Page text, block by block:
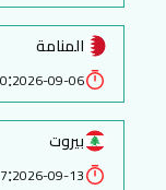
المنامة
2026-09-06
:
بيروت
2026-09-13
: